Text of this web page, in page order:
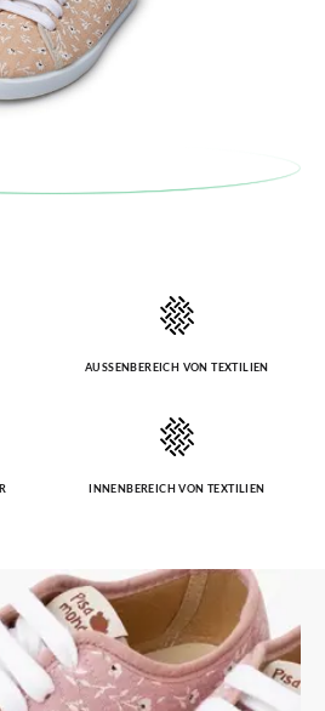
AUSSENBEREICH VON TEXTILIEN
INNENBEREICH VON TEXTILIEN